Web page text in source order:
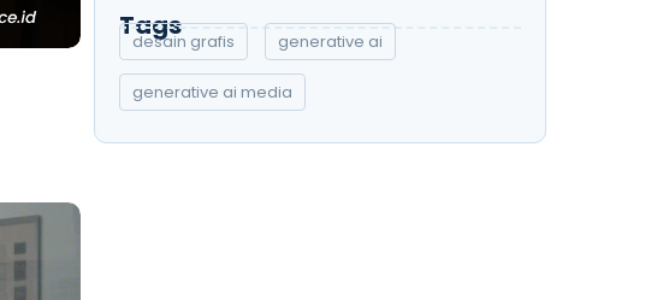
Tags
desain grafis generative ai
generative ai media